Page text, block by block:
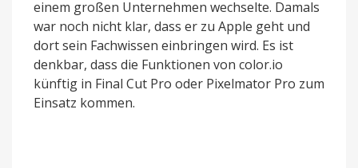
einem großen Unternehmen wechselte. Damals
war noch nicht klar, dass er zu Apple geht und
dort sein Fachwissen einbringen wird. Es ist
denkbar, dass die Funktionen von color.io
künftig in Final Cut Pro oder Pixelmator Pro zum
Einsatz kommen.